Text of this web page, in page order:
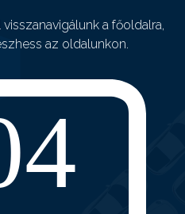
a főoldalra,
az oldalunkon.